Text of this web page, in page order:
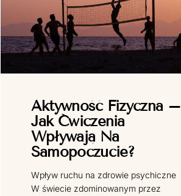
Aktywność Fizyczna –
Jak Ćwiczenia
Wpływają Na
Samopoczucie?
Wpływ ruchu na zdrowie psychiczne
W świecie zdominowanym przez